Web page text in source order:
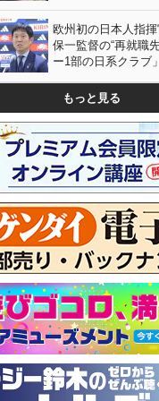
欧州初の日本人指
保一監督の“再就職
ー1部の日系クラブ
もっと見る